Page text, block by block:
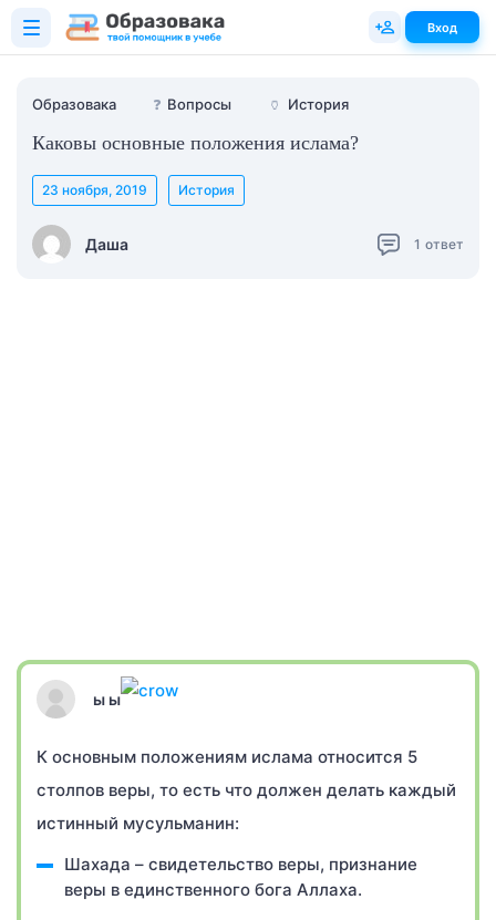
Образовака ❓ Вопросы 🏺 История
Каковы основные положения ислама?
Даша
23 ноября, 2019 История
1 ответ
ы ы
К основным положениям ислама относится 5
столпов веры, то есть что должен делать каждый
истинный мусульманин:
Шахада – свидетельство веры, признание
веры в единственного бога Аллаха.
Вход